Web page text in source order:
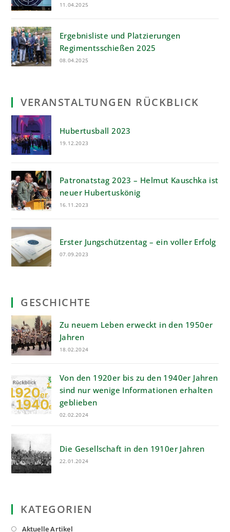
11.04.2025
Ergebnisliste und Platzierungen
Regimentsschießen 2025
08.04.2025
VERANSTALTUNGEN RÜCKBLICK
Hubertusball 2023
19.12.2023
Patronatstag 2023 – Helmut Kauschka ist
neuer Hubertuskönig
16.11.2023
Erster Jungschützentag – ein voller Erfolg
07.09.2023
GESCHICHTE
Zu neuem Leben erweckt in den 1950er
Jahren
18.02.2024
Von den 1920er bis zu den 1940er Jahren
sind nur wenige Informationen erhalten
geblieben
02.02.2024
Die Gesellschaft in den 1910er Jahren
22.01.2024
KATEGORIEN
Aktuelle ArtikelOpens